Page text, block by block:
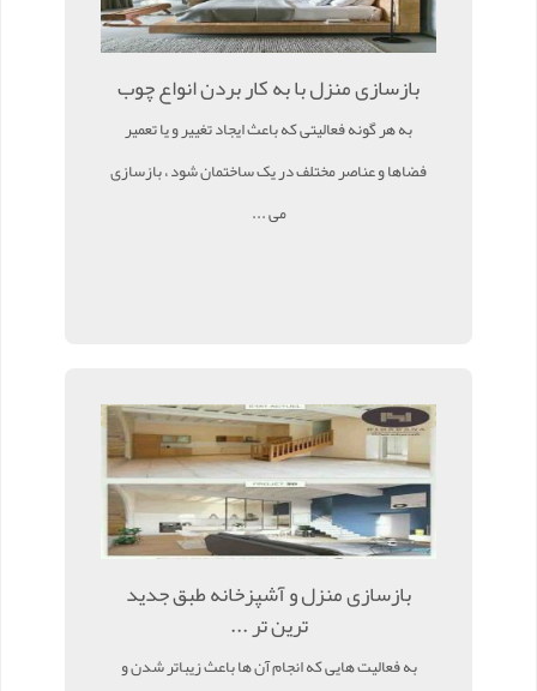
بازسازی منزل با به کار بردن انواع چوب
به هر گونه فعالیتی که باعث ایجاد تغییر و یا تعمیر
فضاها و عناصر مختلف در یک ساختمان شود ، بازسازی
می ...
بازسازی منزل و آشپزخانه طبق جدید
ترین تر ...
به فعالیت هایی که انجام آن ها باعث زیباتر شدن و